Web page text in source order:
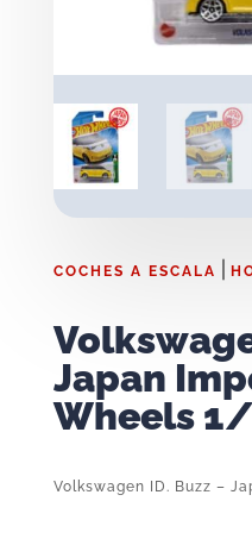
COCHES A ESCALA
Japan
Wheels
Volkswagen ID. Buzz –